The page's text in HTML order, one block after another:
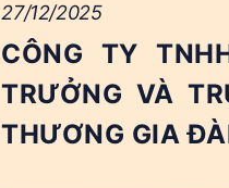
27/12/2025
CÔNG TY
TRƯỞNG VÀ
THƯƠNG GIA